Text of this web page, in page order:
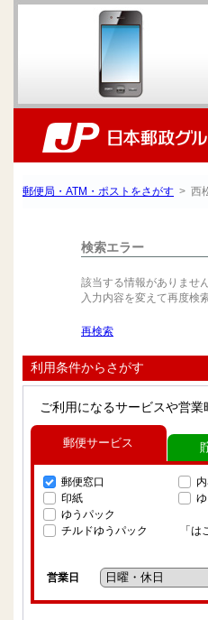
郵便局・ATM・ポストをさがす > 西
検索エラー
該当する情報がありませ
入力内容を変えて再度検
再検索
利用条件からさがす
ご利用になるサービスや営業
郵便サービス
郵便窓口
印紙
ゆうパック
チルドゆうパック
「
営業日